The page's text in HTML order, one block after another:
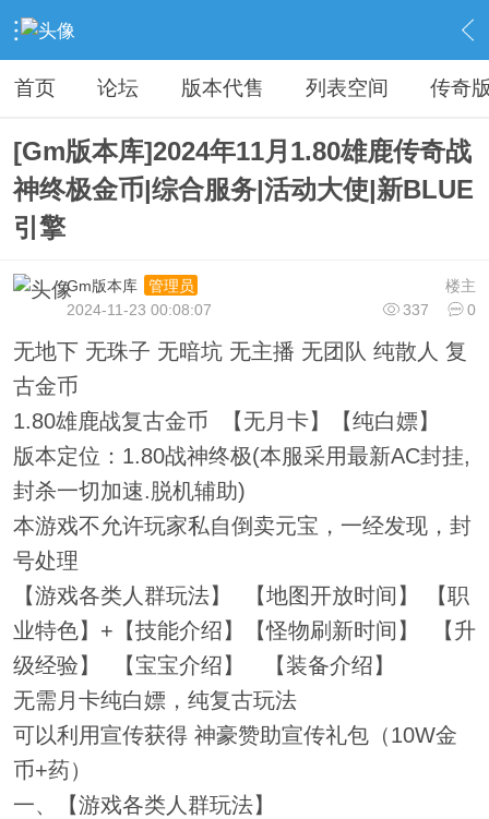
› 传奇私服专区 › 传奇商业版本免费下载 › 内容
首页 论坛 版本代售 列表空间 传奇
[Gm版本库]2024年11月1.80雄鹿传奇战
神终极金币|综合服务|活动大使|新BLUE
引擎
楼主
Gm版本库
管理员
337
0
2024-11-23 00:08:07
无地下 无珠子 无暗坑 无主播 无团队 纯散人 复
古金币
1.80雄鹿战复古金币 【无月卡】【纯白嫖】
版本定位：1.80战神终极(本服采用最新AC封挂,
封杀一切加速.脱机辅助)
本游戏不允许玩家私自倒卖元宝，一经发现，封
号处理
【游戏各类人群玩法】 【地图开放时间】 【职
业特色】+【技能介绍】【怪物刷新时间】 【升
级经验】 【宝宝介绍】 【装备介绍】
无需月卡纯白嫖，纯复古玩法
可以利用宣传获得 神豪赞助宣传礼包（10W金
币+药）
一、【游戏各类人群玩法】